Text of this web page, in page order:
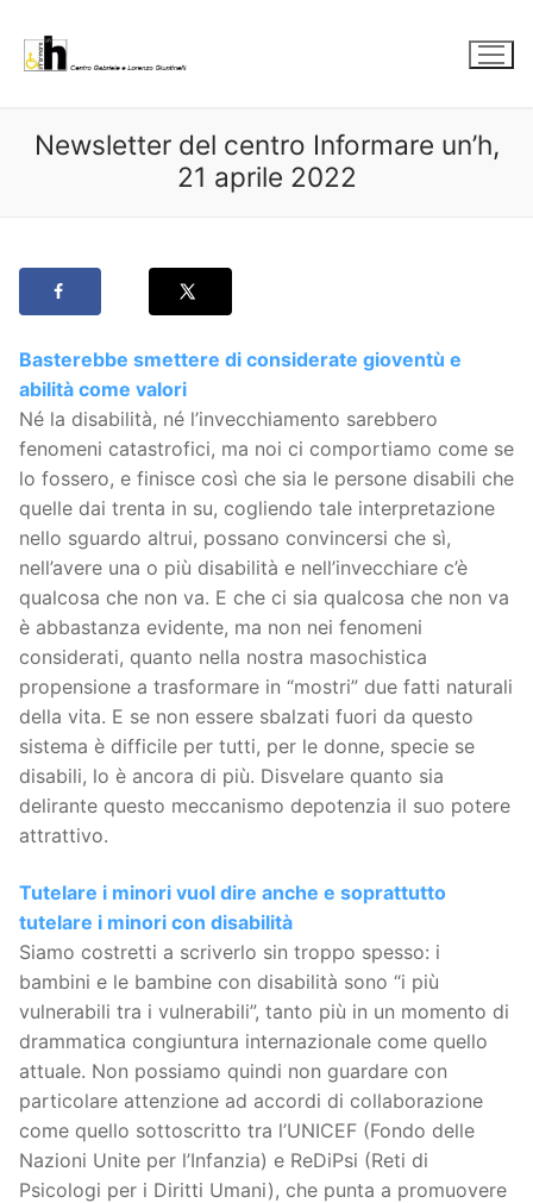
contenuto
Newsletter del centro Informare un’h,
21 aprile 2022
Basterebbe smettere di considerate gioventù e
abilità come valori
Né la disabilità, né l’invecchiamento sarebbero
fenomeni catastrofici, ma noi ci comportiamo come se
lo fossero, e finisce così che sia le persone disabili che
quelle dai trenta in su, cogliendo tale interpretazione
nello sguardo altrui, possano convincersi che sì,
nell’avere una o più disabilità e nell’invecchiare c’è
qualcosa che non va. E che ci sia qualcosa che non va
è abbastanza evidente, ma non nei fenomeni
considerati, quanto nella nostra masochistica
propensione a trasformare in “mostri” due fatti naturali
della vita. E se non essere sbalzati fuori da questo
sistema è difficile per tutti, per le donne, specie se
disabili, lo è ancora di più. Disvelare quanto sia
delirante questo meccanismo depotenzia il suo potere
attrattivo.
Tutelare i minori vuol dire anche e soprattutto
tutelare i minori con disabilità
Siamo costretti a scriverlo sin troppo spesso: i
bambini e le bambine con disabilità sono “i più
vulnerabili tra i vulnerabili”, tanto più in un momento di
drammatica congiuntura internazionale come quello
attuale. Non possiamo quindi non guardare con
particolare attenzione ad accordi di collaborazione
come quello sottoscritto tra l’UNICEF (Fondo delle
Nazioni Unite per l’Infanzia) e ReDiPsi (Reti di
Psicologi per i Diritti Umani), che punta a promuovere